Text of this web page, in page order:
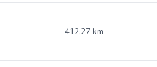
412,27 km